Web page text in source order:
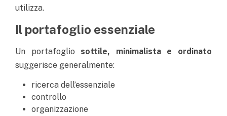
utilizza.
Il portafoglio essenziale
Un portafogliosottile, minimalista e ordinato
suggerisce generalmente:
ricerca dell’essenziale
controllo
organizzazione